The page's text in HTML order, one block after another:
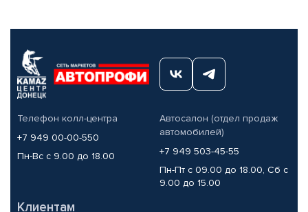
Телефон колл-центра
+7 949 00-00-550
Пн-Вс с 9.00 до 18.00
Автосалон (отдел продаж
автомобилей)
+7 949 503-45-55
Пн-Пт с 09.00 до 18.00, Сб с
9.00 до 15.00
Клиентам